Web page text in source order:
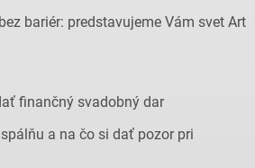
bariér: predstavujeme Vám svet Art
finančný svadobný dar
a na čo si dať pozor pri